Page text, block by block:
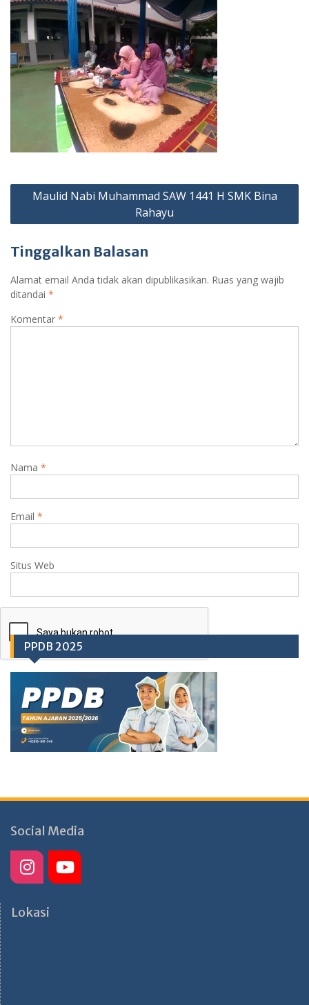
Navigasi
Maulid Nabi Muhammad SAW 1441 H SMK Bina
Rahayu
Tinggalkan Balasan
Alamat email Anda tidak akan dipublikasikan. Ruas yang wajib
ditandai *
Komentar *
Nama *
Email *
Situs Web
PPDB 2025
Social Media
Lokasi